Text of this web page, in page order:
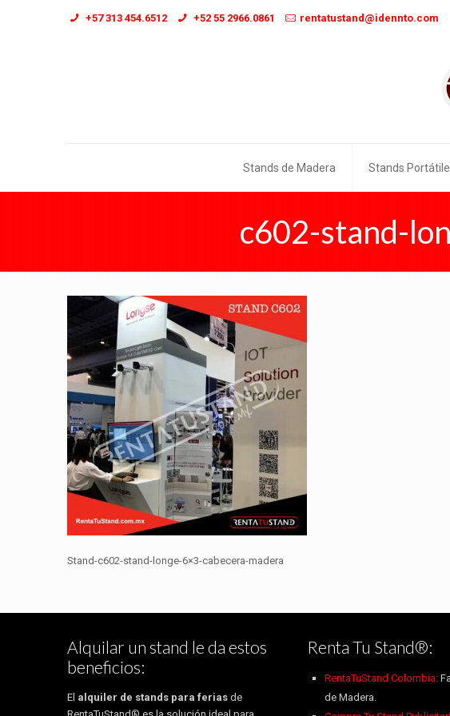
+57 313 454.6512 +52 55 2966.0861 rentatustand@idennto.com
Stands de Madera Stands
c602-stand-
Stand-c602-stand-longe-6×3-cabecera-madera
Alquilar un stand le da estos
beneficios:
El alquiler de stands para ferias de
Renta Tu Stand®:
RentaTuStand Colombia:
de Madera.